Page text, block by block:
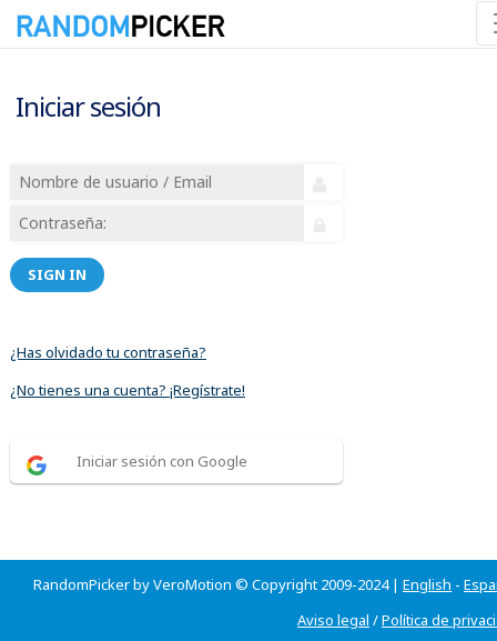
Iniciar sesión
SIGN IN
¿Has olvidado tu contraseña?
¿No tienes una cuenta? ¡Regístrate!
Iniciar sesión con Google
RandomPicker by VeroMotion © Copyright 2009-2024 | English -
Aviso legal /Política de